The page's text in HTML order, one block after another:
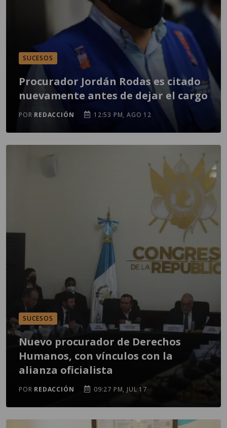
SUCESOS
Procurador Jordán Rodas es citado
nuevamente antes de dejar el cargo
POR REDACCIÓN 12:53 PM, AGO 12
SUCESOS
Nuevo procurador de Derechos
Humanos, con vínculos con la
alianza oficialista
POR REDACCIÓN 09:27 PM, JUL 17